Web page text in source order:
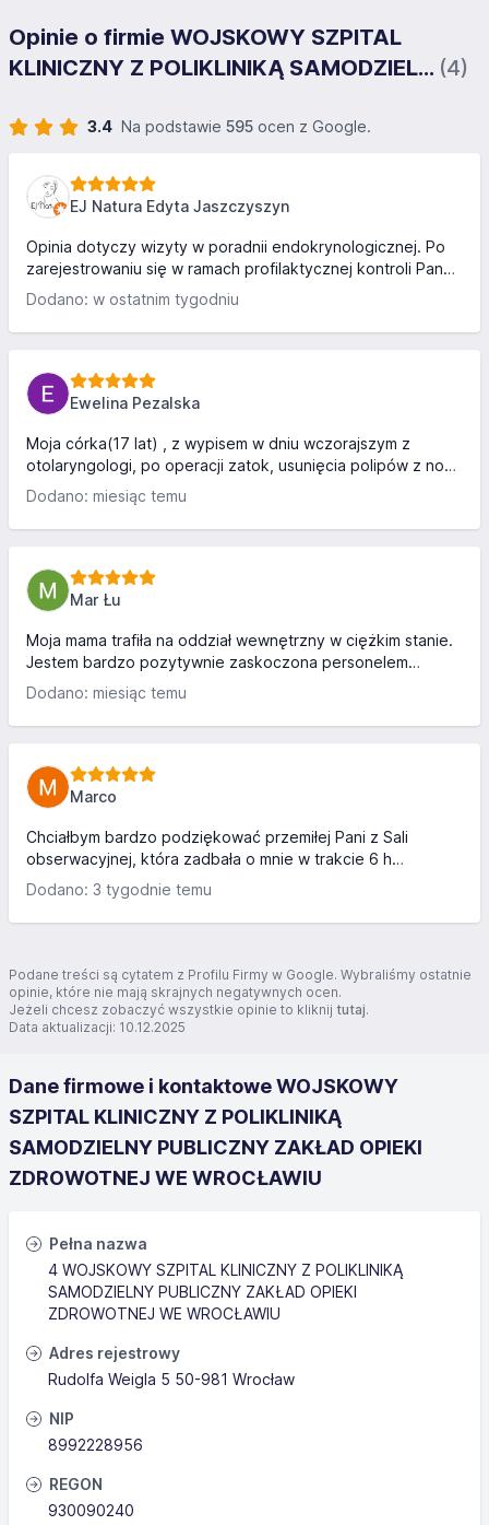
Opinie o firmie WOJSKOWY SZPITAL
KLINICZNY Z POLIKLINIKĄ SAMODZIEL... (4)
3.4 Na podstawie 595 ocen z Google.
EJ Natura Edyta Jaszczyszyn
Opinia dotyczy wizyty w poradnii endokrynologicznej. Po
zarejestrowaniu się w ramach profilaktycznej kontroli Pan
doktor profesjonalnie i rzeczowo udzielił mi wszystkich
niezbędnych informacji. Badanie USG tarczycy również
wykonane podczas wizyty. W obiekcie jest winda, apteka a
Dodano: w ostatnim tygodniu
Ewelina Pezalska
Moja córka(17 lat) , z wypisem w dniu wczorajszym z
otolaryngologi, po operacji zatok, usunięcia polipów z nosa
i przegrodzie nosowej. Nawet nie potrafię wyrazić jak
bardzo jestem wdzięczna, za opiekę, za ciepłe podejście
lekarzy i Pan pielęgniarek... Moja spanikowana córka czuła
DZIĘKUJĘ Z CAŁEGO SERCA. Za wykonany zabieg, za
opiekę, za ciepło jakim objeliscie moja córkę. Za serce,
delikatność. Panie pielęgniarki, które były na każde
skinienie......
Dodano: miesiąc temu
Mar Łu
Moja mama trafiła na oddział wewnętrzny w ciężkim stanie.
Jestem bardzo pozytywnie zaskoczona personelem
oddziału, który wspierał nas od pierwszego dnia pobytu.
Ani przez chwilę nie doświadczyliśmy tak powszechnego w
innych placówkach złego humoru personelu, traktowania z
oddziału za wspaniałą opiekę nad moją mamą podczas jej
pobytu w szpitalu. Od pierwszego dnia spotkaliśmy się z
ogromnym zaangażowaniem, życzliwością i
profesjonalizmem. Ka...
Dodano: miesiąc temu
Marco
Chciałbym bardzo podziękować przemiłej Pani z Sali
obserwacyjnej, która zadbała o mnie w trakcie 6 h
oczekiwania na decyzję lekarzy dnia 3.11.2025r. przyniosła
mi wodę i coś do jedzenia, a byłem tam od rana. Widziałem
jak dbała o wszystkich chorych zajmujących łóżka w tej sali.
ale nie udało mi się złapać tej pani,a też nie chcieli mnie tam
wpuścić. Ta pani sprawia, że pacjent denerwujący się, w
trakcie oczekiwania na decyzję lekarzy, czuje...
Dodano: 3 tygodnie temu
Podane treści są cytatem z Profilu Firmy w Google. Wybraliśmy ostatnie
opinie, które nie mają skrajnych negatywnych ocen.
Jeżeli chcesz zobaczyć wszystkie opinie to kliknij tutaj.
Data aktualizacji: 10.12.2025
Dane firmowe i kontaktowe WOJSKOWY
SZPITAL KLINICZNY Z POLIKLINIKĄ
SAMODZIELNY PUBLICZNY ZAKŁAD OPIEKI
ZDROWOTNEJ WE WROCŁAWIU
Pełna nazwa
4 WOJSKOWY SZPITAL KLINICZNY Z POLIKLINIKĄ
SAMODZIELNY PUBLICZNY ZAKŁAD OPIEKI
ZDROWOTNEJ WE WROCŁAWIU
Adres rejestrowy
Rudolfa Weigla 5 50-981 Wrocław
NIP
8992228956
REGON
930090240